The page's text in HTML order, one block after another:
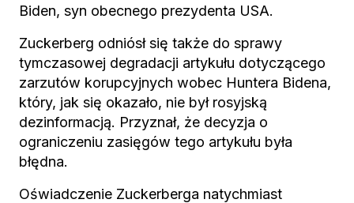
Biden, syn obecnego prezydenta USA.
Zuckerberg odniósł się także do sprawy
tymczasowej degradacji artykułu dotyczącego
zarzutów korupcyjnych wobec Huntera Bidena,
który, jak się okazało, nie był rosyjską
dezinformacją. Przyznał, że decyzja o
ograniczeniu zasięgów tego artykułu była
błędna.
Oświadczenie Zuckerberga natychmiast